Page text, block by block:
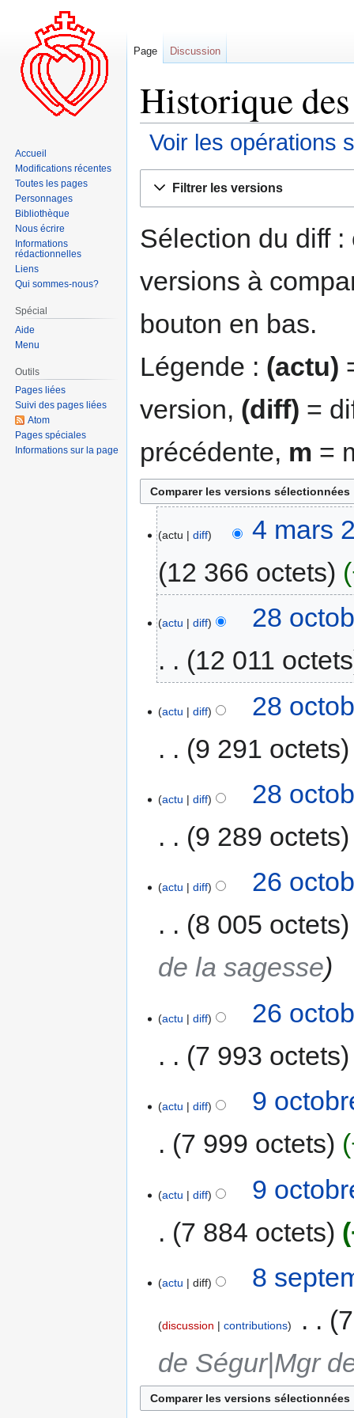
Historique
Voir les opérations
navigation
recherche
Filtrer les versions
Sélection du diff
versions à
bouton en bas.
Légende : (actu)
version, (diff) =
précédente, m =
actu diff
4 mars
12 366 octets
actu diff
28
12 011 octets
actu diff
28
9 291 octets
actu diff
28
9 289 octets
actu diff
26
8 005 octets
de la sagesse
actu diff
26
7 993 octets
actu diff
9
7 999 octets
actu diff
9
7 884 octets
actu diff 8
discussion contributions
de Ségur|Mgr
Page Discussion
Accueil
Modifications récentes
Toutes les pages
Personnages
Bibliothèque
Nous écrire
Informations
rédactionnelles
Liens
Qui sommes-nous?
Spécial
Aide
Menu
Outils
Pages liées
Suivi des pages liées
Atom
Pages spéciales
Informations sur la page